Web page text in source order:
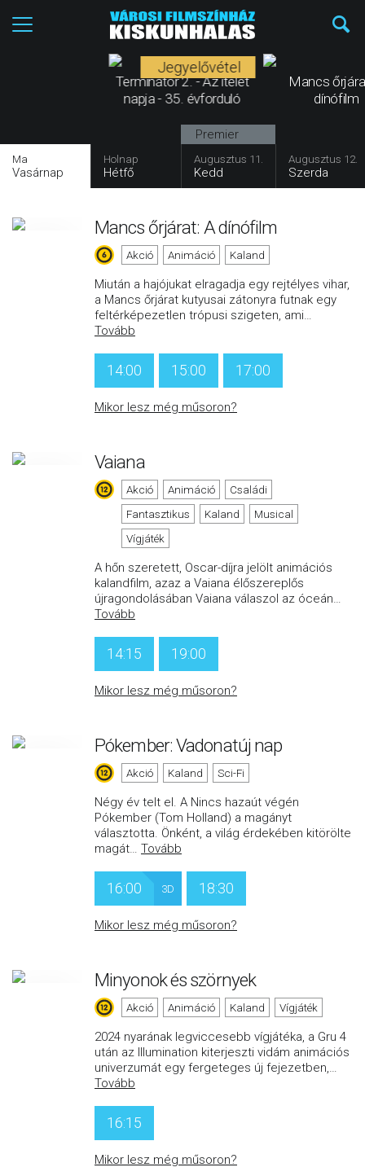
Terminátor 2. - Az ítélet
napja - 35. évforduló
Jegyelővétel
Mancs
dínófilm
Ma
Vasárnap
Holnap
Hétfő
Premier
Augusztus 11.
Kedd
Augusztus 12.
Szerda
Mancs őrjárat: A dínófilm
Akció Animáció Kaland
Miután a hajójukat elragadja egy rejtélyes vihar,
a Mancs őrjárat kutyusai zátonyra futnak egy
feltérképezetlen trópusi szigeten, ami…
Tovább
14:00 15:00 17:00
Mikor lesz még műsoron?
Vaiana
Akció Animáció
Családi
Fantasztikus
Kaland
Musical
Vígjáték
A hőn szeretett, Oscar-díjra jelölt animációs
kalandfilm, azaz a Vaiana élőszereplős
újragondolásában Vaiana válaszol az óceán…
Tovább
14:15 19:00
Mikor lesz még műsoron?
Pókember: Vadonatúj nap
Akció Kaland Sci-Fi
Négy év telt el. A Nincs hazaút végén
Pókember (Tom Holland) a magányt
választotta. Önként, a világ érdekében kitörölte
magát… Tovább
16:00 3D 18:30
Mikor lesz még műsoron?
Minyonok és szörnyek
Akció Animáció Kaland Vígjáték
2024 nyarának legviccesebb vígjátéka, a Gru 4
után az Illumination kiterjeszti vidám animációs
univerzumát egy fergeteges új fejezetben,…
Tovább
16:15
Mikor lesz még műsoron?